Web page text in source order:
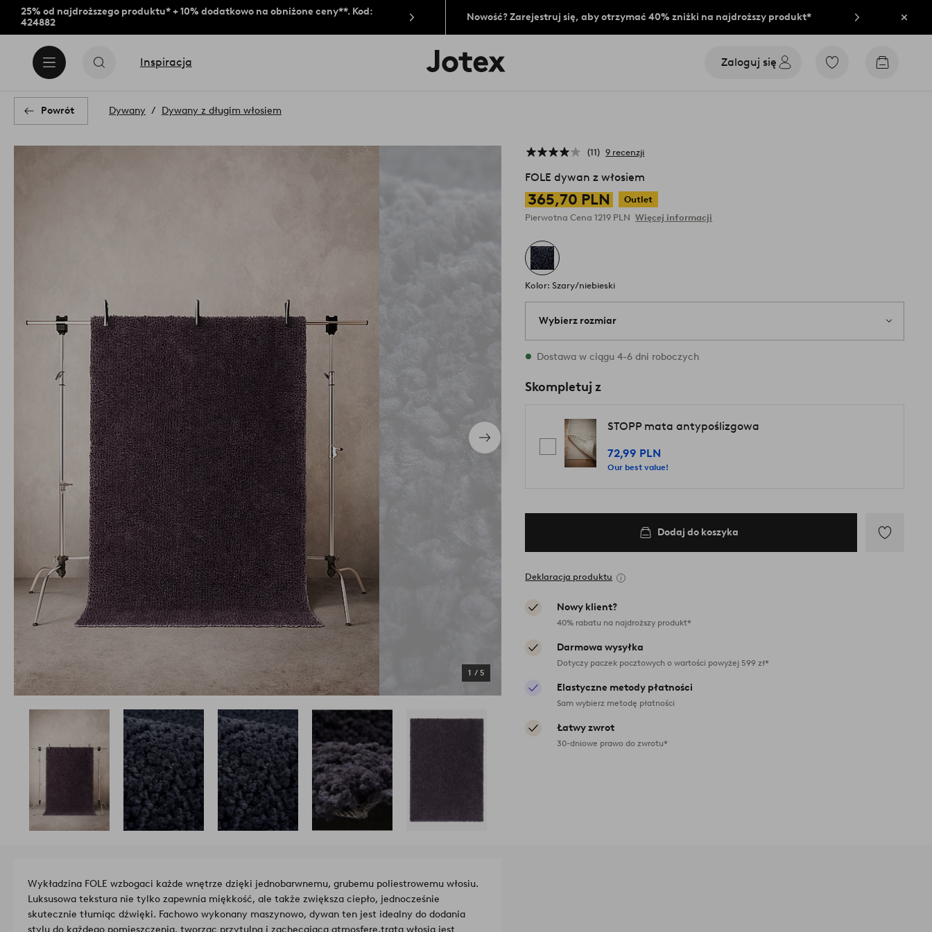
25% od najdroższego produktu* + 10% dodatkowo na obniżone ceny**. Kod:
424882
Nowość? Zarejestruj się, aby otrzymać 40% zniżki na najdroższy produkt*
Inspiracja
Logo
Jotex
Zaloguj się
Przejdź
Przejdź
Powrót Dywany Dywany z długim włosiem
Następny
produkt
1 / 5
11 9 recenzji
FOLE dywan z włosiem
365,70 PLN
Outlet
Pierwotna Cena1219 PLN Więcej informacji
Kolor: Szary/niebieski
Wybierz rozmiar
{variants} rozmiary są dostępne w magazynie
Dostawa w ciągu 4-6 dni roboczych
Skompletuj z
STOPP mata antypoślizgowa
72,99 PLN
Our best value!
Dodaj do koszyka
Deklaracja produktu
Nowy klient?
40% rabatu na najdroższy produkt*
Darmowa wysyłka
Dotyczy paczek pocztowych o wartości powyżej 599 zł*
Elastyczne metody płatności
Sam wybierz metodę płatności
Łatwy zwrot
30-dniowe prawo do zwrotu*
Wykładzina FOLE wzbogaci każde wnętrze dzięki jednobarwnemu, grubemu poliestrowemu włosiu.
Luksusowa tekstura nie tylko zapewnia miękkość, ale także zwiększa ciepło, jednocześnie
skutecznie tłumiąc dźwięki. Fachowo wykonany maszynowo, dywan ten jest idealny do dodania
stylu do każdego pomieszczenia, tworząc przytulną i zachęcającą atmosferę.trata włosia jest